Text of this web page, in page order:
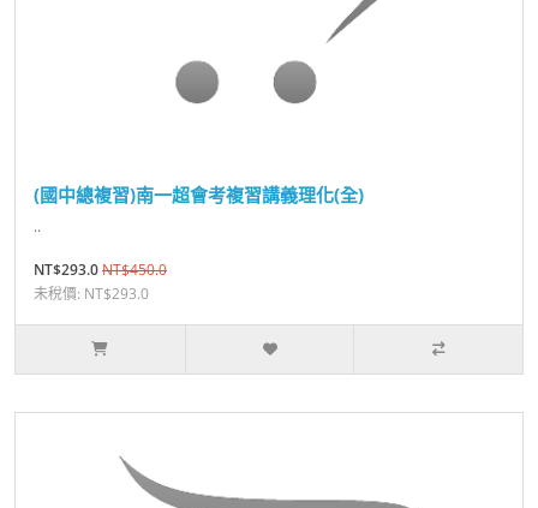
(國中總複習)南一超會考複習講義理化(全)
..
NT$293.0NT$450.0
未稅價: NT$293.0